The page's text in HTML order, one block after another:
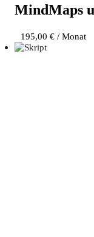
Mind­Maps
195,00 € / Monat